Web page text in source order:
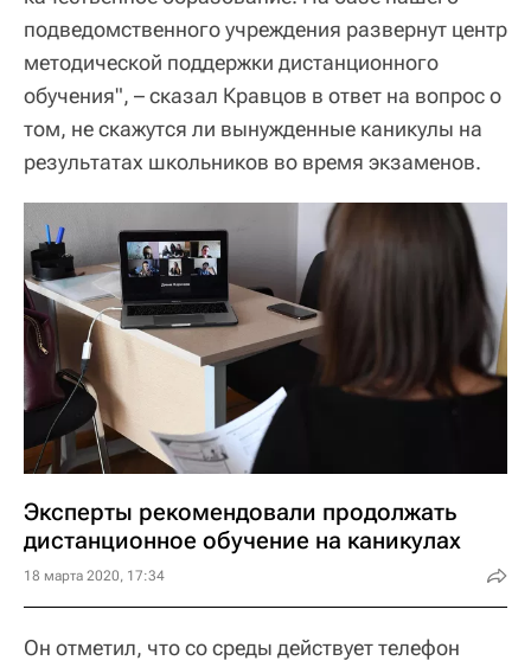
подведомственного учреждения развернут центр
методической поддержки дистанционного
обучения", – сказал Кравцов в ответ на вопрос о
том, не скажутся ли вынужденные каникулы на
результатах школьников во время экзаменов.
Эксперты рекомендовали продолжать
дистанционное обучение на каникулах
18 марта 2020, 17:34
Он отметил, что со среды действует телефон